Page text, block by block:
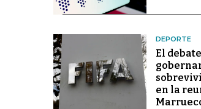
DEPORTE
El
en la